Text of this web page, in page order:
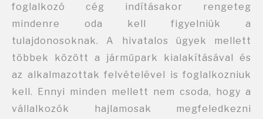
foglalkozó cég indításakor rengeteg
mindenre oda kell figyelniük a
tulajdonosoknak. A hivatalos ügyek mellett
többek között a járműpark kialakításával és
az alkalmazottak felvételével is foglalkozniuk
kell. Ennyi minden mellett nem csoda, hogy a
vállalkozók hajlamosak megfeledkezni